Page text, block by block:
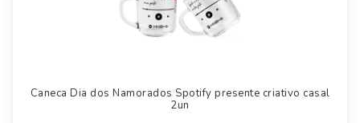
Caneca Dia dos Namorados Spotify presente criativo casal
2un